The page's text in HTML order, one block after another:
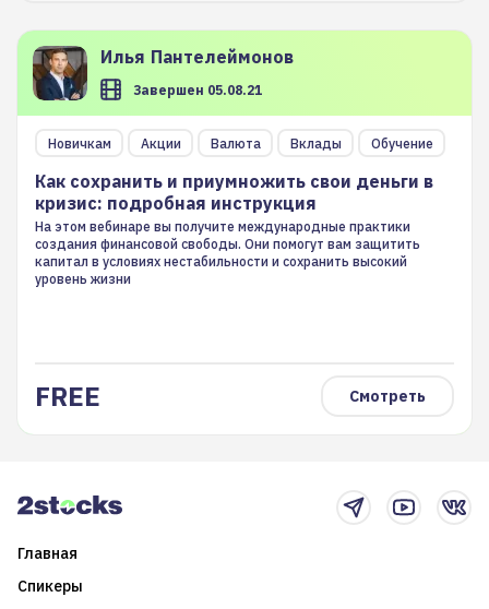
Илья Пантелеймонов
Завершен 05.08.21
Новичкам Акции Валюта Вклады Обучение
Как сохранить и приумножить свои деньги в
кризис: подробная инструкция
На этом вебинаре вы получите международные практики
создания финансовой свободы. Они помогут вам защитить
капитал в условиях нестабильности и сохранить высокий
уровень жизни
Как сохранить и приумножить свои деньги в
FREE Смотреть
Главная
Спикеры